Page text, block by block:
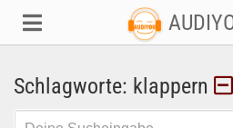
Schlagworte: klappern